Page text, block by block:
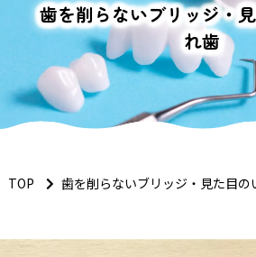
歯を削らないブリッジ・
れ歯
TOP 歯を削らないブリッジ・見た目の